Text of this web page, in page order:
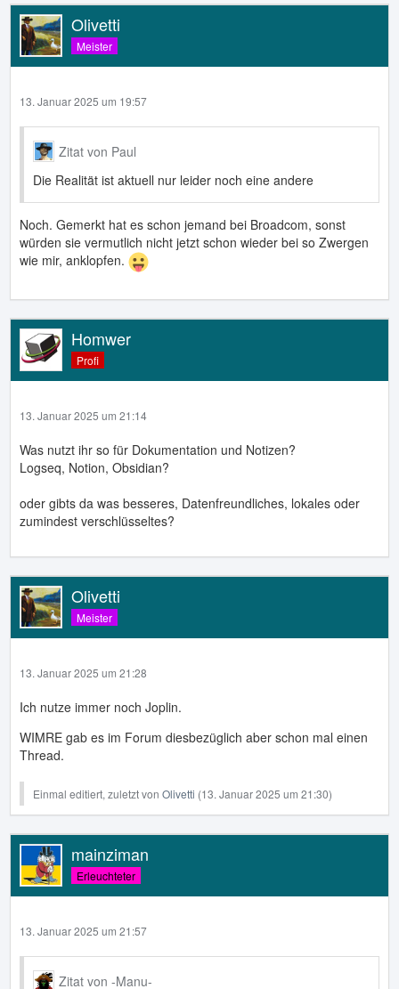
Olivetti
Meister
13. Januar 2025 um 19:57
Zitat von Paul
Die Realität ist aktuell nur leider noch eine andere
Noch. Gemerkt hat es schon jemand bei Broadcom, sonst
würden sie vermutlich nicht jetzt schon wieder bei so Zwergen
wie mir, anklopfen.
Homwer
Profi
13. Januar 2025 um 21:14
Was nutzt ihr so für Dokumentation und Notizen?
Logseq, Notion, Obsidian?
oder gibts da was besseres, Datenfreundliches, lokales oder
zumindest verschlüsseltes?
Olivetti
Meister
13. Januar 2025 um 21:28
Ich nutze immer noch Joplin.
WIMRE gab es im Forum diesbezüglich aber schon mal einen
Thread.
Einmal editiert, zuletzt von Olivetti (13. Januar 2025 um 21:30)
mainziman
Erleuchteter
13. Januar 2025 um 21:57
Zitat von -Manu-